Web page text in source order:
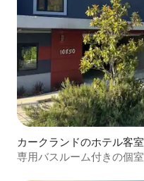
カークランドのホテル客室